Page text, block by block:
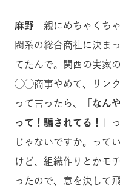
麻野 親にめちゃくち
閥系の総合商社に決ま
てたんで。関西の実家
◯◯商事やめて、リンク
って言ったら、「 なん
って！騙されてる！
」
じゃないですか。って
けど、組織作りとかモ
ったので、意を決して